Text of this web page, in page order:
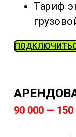
Тариф
90 000 —